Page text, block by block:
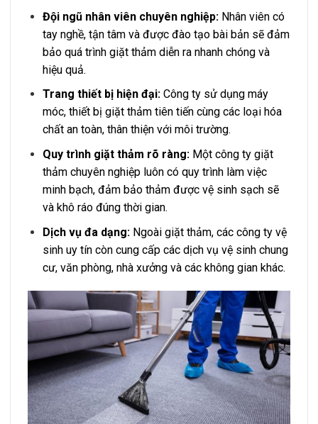
Đội ngũ nhân viên chuyên nghiệp:Nhân viên có
tay nghề, tận tâm và được đào tạo bài bản sẽ đảm
bảo quá trình giặt thảm diễn ra nhanh chóng và
hiệu quả.
Trang thiết bị hiện đại:Công ty sử dụng máy
móc, thiết bị giặt thảm tiên tiến cùng các loại hóa
chất an toàn, thân thiện với môi trường.
Quy trình giặt thảm rõ ràng:Một công ty giặt
thảm chuyên nghiệp luôn có quy trình làm việc
minh bạch, đảm bảo thảm được vệ sinh sạch sẽ
và khô ráo đúng thời gian.
Dịch vụ đa dạng:Ngoài giặt thảm, các công ty vệ
sinh uy tín còn cung cấp các dịch vụ vệ sinh chung
cư, văn phòng, nhà xưởng và các không gian khác.